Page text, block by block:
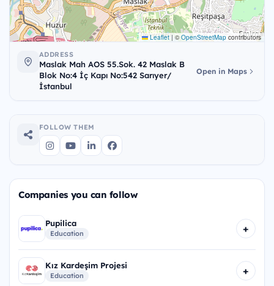
Leaflet | ©OpenStreetMap contributors
ADDRESS
Maslak Mah AOS 55.Sok. 42 Maslak B
Blok No:4 İç Kapı No:542 Sarıyer/
İstanbul
Open in Maps
FOLLOW THEM
Companies you can follow
Pupilica
Education +
Kız Kardeşim Projesi
Education +